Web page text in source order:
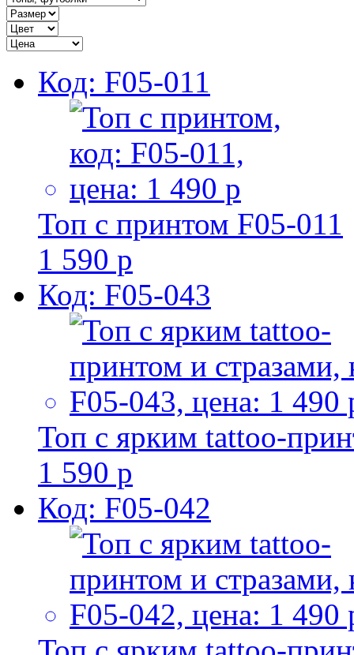
Код: F05-011
Топ с принтом F05-011
1 590 р
Код: F05-043
Топ с ярким tattoo-
1 590 р
Код: F05-042